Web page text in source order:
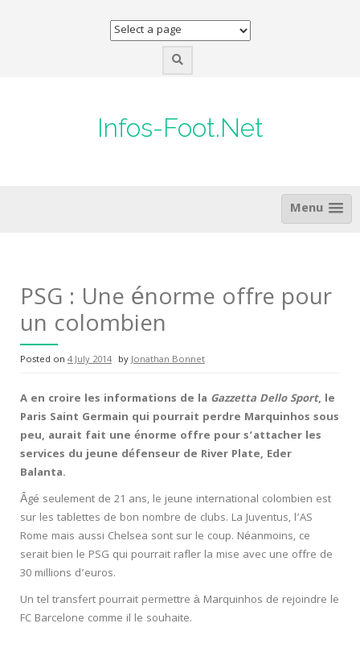
Infos-Foot.Net
Menu
PSG : Une énorme offre pour
un colombien
Posted on 4 July 2014 byJonathan Bonnet
A en croire les informations de la Gazzetta Dello Sport, le
Paris Saint Germain qui pourrait perdre Marquinhos sous
peu, aurait fait une énorme offre pour s’attacher les
services du jeune défenseur de River Plate, Eder
Balanta.
Âgé seulement de 21 ans, le jeune international colombien est
sur les tablettes de bon nombre de clubs. La Juventus, l’AS
Rome mais aussi Chelsea sont sur le coup. Néanmoins, ce
serait bien le PSG qui pourrait rafler la mise avec une offre de
30 millions d’euros.
Un tel transfert pourrait permettre à Marquinhos de rejoindre le
FC Barcelone comme il le souhaite.